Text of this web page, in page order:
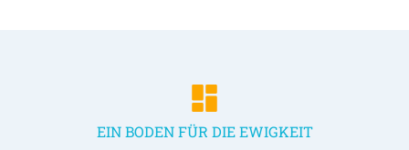
EIN BODEN FÜR DIE EWIGKEIT